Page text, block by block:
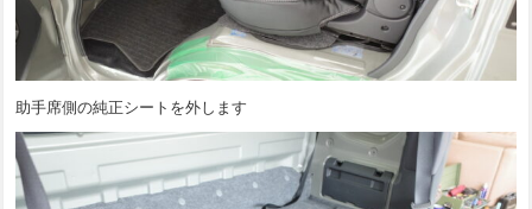
助手席側の純正シートを外します